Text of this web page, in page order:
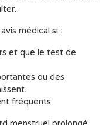
médical si :
et que le test de
ou des
fréquents.